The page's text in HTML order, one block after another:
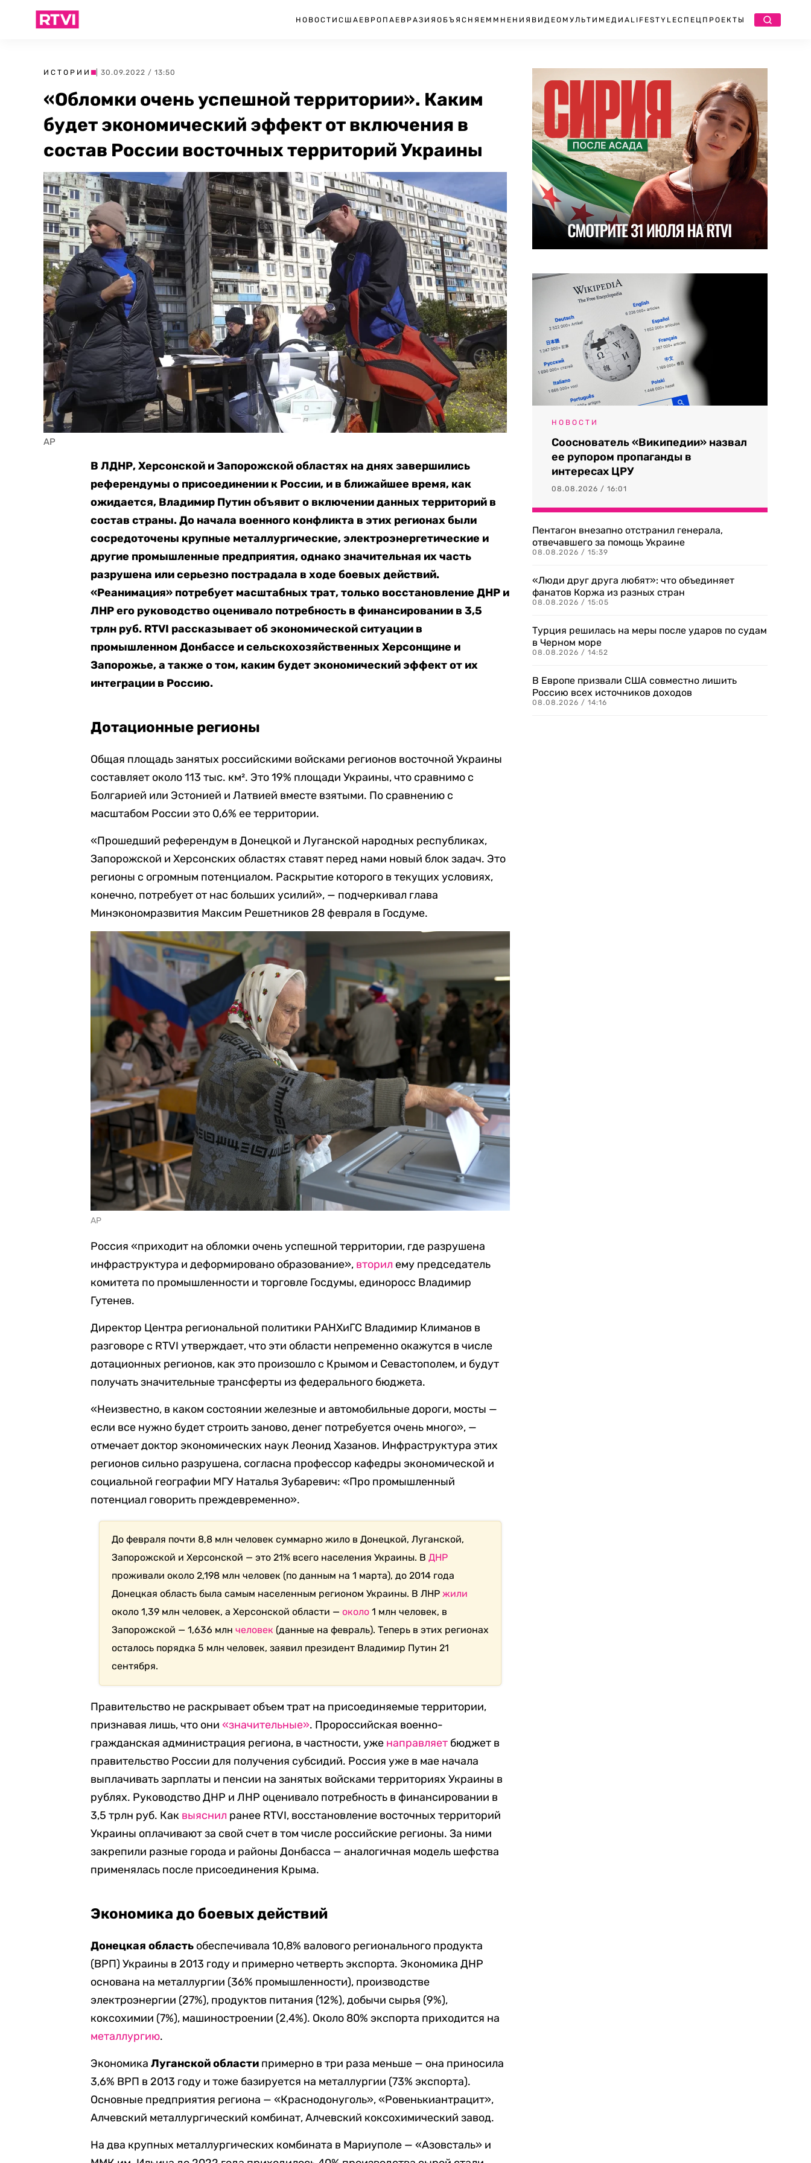
НОВОСТИ США ЕВРОПА ЕВРАЗИЯ ОБЪЯСНЯЕМ МНЕНИЯ ВИДЕО МУЛЬТИМЕДИА LIFESTYLEСПЕЦПРОЕКТЫ
ИСТОРИИ | 30.09.2022 / 13:50
«Обломки очень успешной территории». Каким
будет экономический эффект от включения в
состав России восточных территорий Украины
AP
В ЛДНР, Херсонской и Запорожской областях на днях завершились
референдумы о присоединении к России, и в ближайшее время, как
ожидается, Владимир Путин объявит о включении данных территорий в
состав страны. До начала военного конфликта в этих регионах были
сосредоточены крупные металлургические, электроэнергетические и
другие промышленные предприятия, однако значительная их часть
разрушена или серьезно пострадала в ходе боевых действий.
«Реанимация» потребует масштабных трат,только восстановление ДНР и
ЛНРего руководство оценивало потребность в финансировании в 3,5
трлн руб. RTVI рассказываетоб экономической ситуации в
промышленном Донбассе и сельскохозяйственных Херсонщине и
Запорожье, а также о том, каким будет экономический эффект от их
интеграции в Россию.
Дотационные регионы
Общая площадь занятых российскими войсками регионов восточной Украины
составляет около 113 тыс. км². Это 19% площади Украины, что сравнимо с
Болгарией или Эстонией и Латвией вместе взятыми. По сравнению с
масштабом России это 0,6% ее территории.
«Прошедший референдум в Донецкой и Луганской народных республиках,
Запорожской и Херсонских областях ставят перед нами новый блок задач. Это
регионы с огромным потенциалом. Раскрытие которого в текущих условиях,
конечно, потребует от нас больших усилий», — подчеркивал глава
Минэкономразвития Максим Решетников 28 февраля в Госдуме.
AP
Россия «приходит на обломки очень успешной территории, где разрушена
инфраструктура и деформировано образование», вторил ему председатель
комитета по промышленности и торговле Госдумы, единоросс Владимир
Гутенев.
Директор Центра региональной политики РАНХиГС Владимир Климанов в
разговоре с RTVI утверждает, что эти области непременно окажутся в числе
дотационных регионов, как это произошло с Крымом и Севастополем, и будут
получать значительные трансферты из федерального бюджета.
«Неизвестно, в каком состоянии железные и автомобильные дороги, мосты —
если все нужно будет строить заново, денег потребуется очень много», —
отмечает доктор экономических наук Леонид Хазанов. Инфраструктура этих
регионов сильно разрушена, согласна профессор кафедры экономической и
социальной географии МГУ Наталья Зубаревич: «Про промышленный
потенциал говорить преждевременно».
До февраля почти 8,8 млн человек суммарно жило в Донецкой, Луганской,
Запорожской и Херсонской — это 21% всего населения Украины. В ДНР
проживали около 2,198 млн человек (по данным на 1 марта), до 2014 года
Донецкая область была самым населенным регионом Украины. В ЛНР жили
около 1,39 млн человек, а Херсонской области — около1 млн человек, в
Запорожской — 1,636 млн человек (данные на февраль). Теперь в этих регионах
осталось порядка 5 млн человек, заявил президент Владимир Путин 21
сентября.
Правительство не раскрывает объем трат на присоединяемые территории,
признавая лишь, что они «значительные». Пророссийская военно-
гражданская администрация региона, в частности, уже направляет бюджет в
правительство России для получения субсидий. Россия уже в мае начала
выплачивать зарплаты и пенсии на занятых войсками территориях Украины в
рублях. Руководство ДНР и ЛНР оценивало потребность в финансировании в
3,5 трлн руб. Как выяснил ранее RTVI, восстановление восточных территорий
Украины оплачивают за свой счет в том числе российские регионы. За ними
закрепили разные города и районы Донбасса — аналогичная модель шефства
применялась после присоединения Крыма.
Экономика до боевых действий
Донецкая область обеспечивала 10,8% валового регионального продукта
(ВРП) Украины в 2013 году и примерно четверть экспорта. Экономика ДНР
основана на металлургии (36% промышленности), производстве
электроэнергии (27%), продуктов питания (12%), добычи сырья (9%),
коксохимии (7%), машиностроении (2,4%). Около 80% экспорта приходится на
металлургию.
Экономика Луганской области примерно в три раза меньше — она приносила
3,6% ВРП в 2013 году и тоже базируется на металлургии (73% экспорта).
Основные предприятия региона — «Краснодонуголь», «Ровенькиантрацит»,
Алчевский металлургический комбинат, Алчевский коксохимический завод.
На два крупных металлургических комбината в Мариуполе — «Азовсталь» и
НОВОСТИ
Сооснователь «Википедии» назвал
ее рупором пропаганды в
интересах ЦРУ
08.08.2026 / 16:01
Пентагон внезапно отстранил генерала,
отвечавшего за помощь Украине
08.08.2026 / 15:39
«Люди друг друга любят»: что объединяет
фанатов Коржа из разных стран
08.08.2026 / 15:05
Турция решилась на меры после ударов по судам
в Черном море
08.08.2026 / 14:52
В Европе призвали США совместно лишить
Россию всех источников доходов
08.08.2026 / 14:16